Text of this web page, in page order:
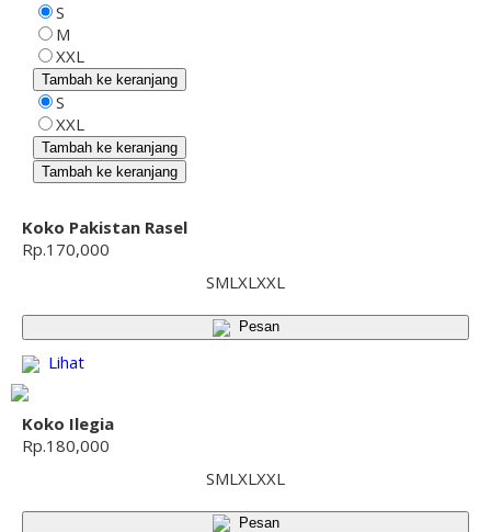
S
M
XXL
Tambah ke keranjang
S
XXL
Tambah ke keranjang
Tambah ke keranjang
Koko Pakistan Rasel
Rp.170,000
SMLXLXXL
Pesan
Lihat
Koko Ilegia
Rp.180,000
SML XL XXL
Pesan